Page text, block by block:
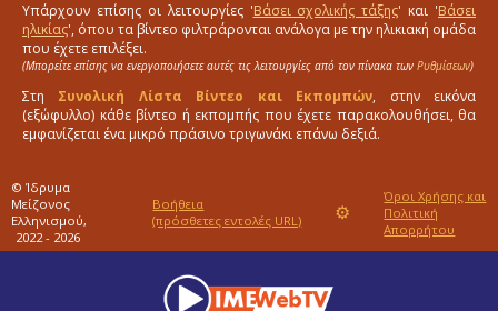
Υπάρχουν επίσης οι λειτουργίες 'Βάσει σχολικής τάξης' και 'Βάσει
ηλικίας', όπου τα βίντεο φιλτράρονται ανάλογα με την ηλικιακή ομάδα
που έχετε επιλέξει.
(Μπορείτε επίσης να ενεργοποιήσετε αυτές τις λειτουργίες από τον πίνακα των Ρυθμίσεων)
Στη Συνολική Λίστα Βίντεο και Εκπομπών, στην εικόνα
(εξώφυλλο) κάθε βίντεο ή εκπομπής που έχετε παρακολουθήσει, θα
εμφανίζεται ένα μικρό πράσινο τριγωνάκι επάνω δεξιά.
© Ίδρυμα
Μείζονος
Ελληνισμού,
2022 - 2026
Βοήθεια
(πρόσθετες εντολές URL)
⚙
Όροι Χρήσης και
Πολιτική
Απορρήτου